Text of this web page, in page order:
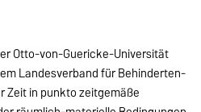
Otto-von-Guericke-Universität
Landesverband für Behinderten-
Zeit in punkto zeitgemäße